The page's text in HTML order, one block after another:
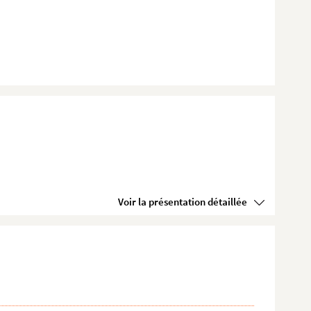
Voir la présentation détaillée